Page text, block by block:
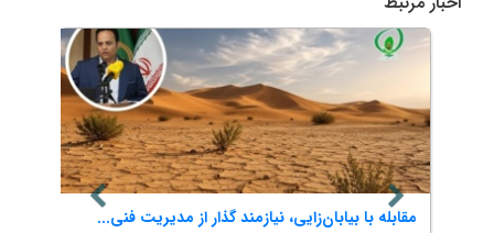
مقابله با بیابان‌زایی، نیازمند گذار از مدیریت فنی...